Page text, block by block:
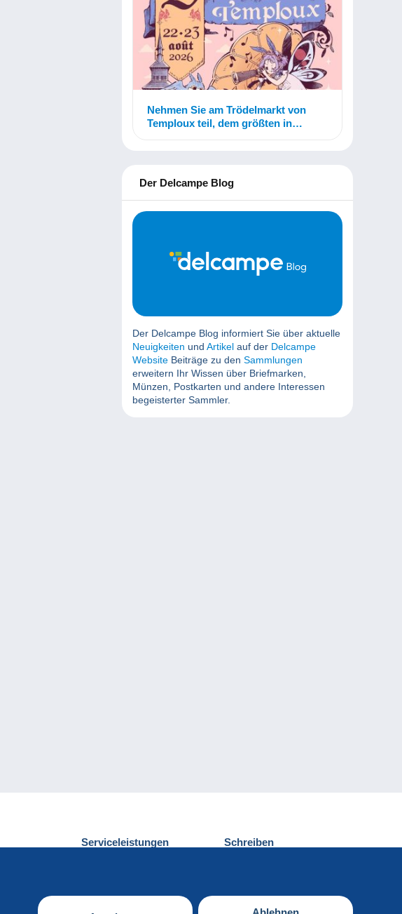
Nehmen Sie am Trödelmarkt von
Temploux teil, dem größten in
Der Delcampe Blog
Der Delcampe Blog informiert Sie über aktuelle
Neuigkeiten und Artikel auf der Delcampe
Website Beiträge zu den Sammlungen
erweitern Ihr Wissen über Briefmarken,
Münzen, Postkarten und andere Interessen
begeisterter Sammler.
Serviceleistungen Schreiben